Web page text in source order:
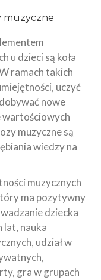
muzyczne
u dzieci są koła
ramach takich
uczyć
nowe
wartościowych
muzyczne są
wiedzy na
muzycznych
ma pozytywny
dziecka
lat, nauka
udział w
gra w grupach